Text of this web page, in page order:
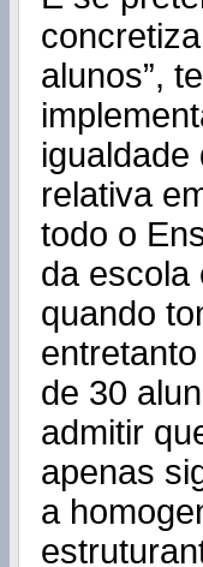
alunos”,
igualdade
relativa
todo o
da escola
quando
de 30
admitir
apenas
a